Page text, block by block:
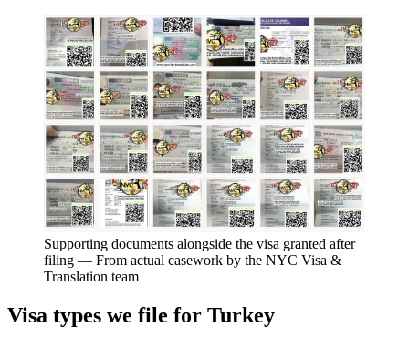
Supporting documents alongside the visa granted after
filing — From actual casework by the NYC Visa &
Translation team
Visa types we file for Turkey